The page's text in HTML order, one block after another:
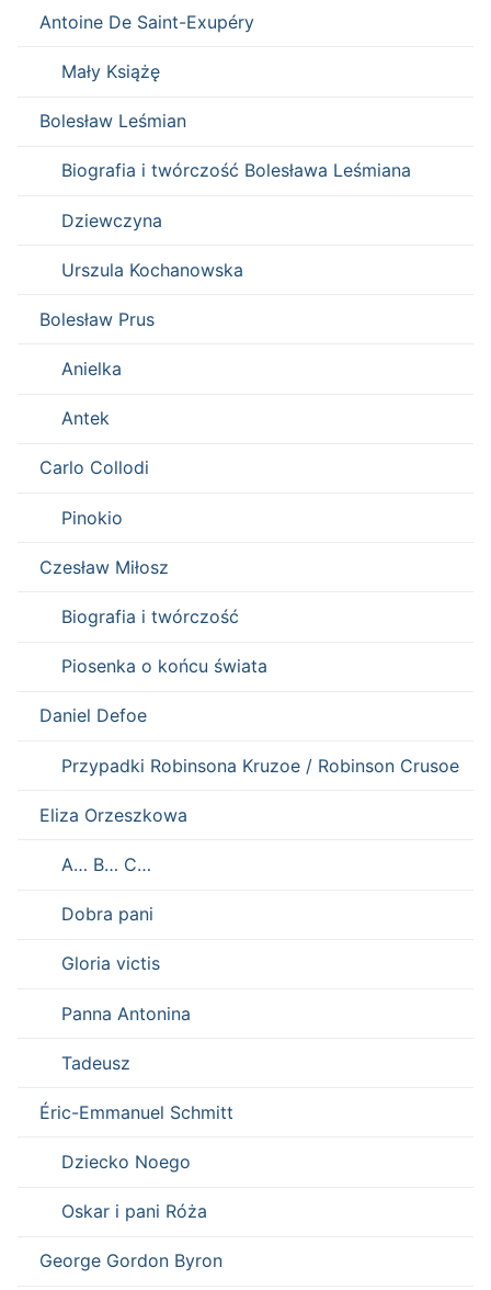
Antoine De Saint-Exupéry
Mały Książę
Bolesław Leśmian
Biografia i twórczość Bolesława Leśmiana
Dziewczyna
Urszula Kochanowska
Bolesław Prus
Anielka
Antek
Carlo Collodi
Pinokio
Czesław Miłosz
Biografia i twórczość
Piosenka o końcu świata
Daniel Defoe
Przypadki Robinsona Kruzoe / Robinson Crusoe
Eliza Orzeszkowa
A… B… C…
Dobra pani
Gloria victis
Panna Antonina
Tadeusz
Éric-Emmanuel Schmitt
Dziecko Noego
Oskar i pani Róża
George Gordon Byron